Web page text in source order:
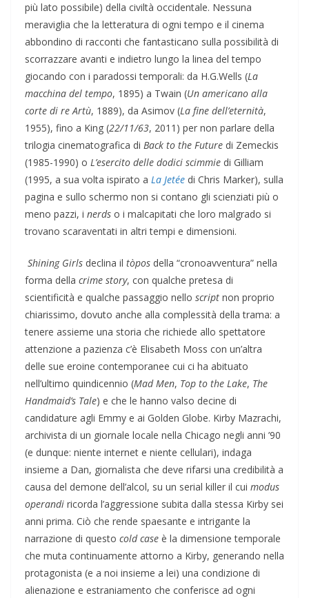
più lato possibile) della civiltà occidentale. Nessuna
meraviglia che la letteratura di ogni tempo e il cinema
abbondino di racconti che fantasticano sulla possibilità di
scorrazzare avanti e indietro lungo la linea del tempo
giocando con i paradossi temporali: da H.G.Wells (La
macchina del tempo, 1895) a Twain (Un americano alla
corte di re Artù, 1889), da Asimov (La fine dell’eternità,
1955), fino a King (22/11/63, 2011) per non parlare della
trilogia cinematografica di Back to the Future di Zemeckis
(1985-1990) o L’esercito delle dodici scimmie di Gilliam
(1995, a sua volta ispirato a La Jetée di Chris Marker), sulla
pagina e sullo schermo non si contano gli scienziati più o
meno pazzi, i nerds o i malcapitati che loro malgrado si
trovano scaraventati in altri tempi e dimensioni.
Shining Girls declina il tòpos della “cronoavventura” nella
forma della crime story, con qualche pretesa di
scientificità e qualche passaggio nello script non proprio
chiarissimo, dovuto anche alla complessità della trama: a
tenere assieme una storia che richiede allo spettatore
attenzione a pazienza c’è Elisabeth Moss con un’altra
delle sue eroine contemporanee cui ci ha abituato
nell’ultimo quindicennio (Mad Men, Top to the Lake, The
Handmaid’s Tale) e che le hanno valso decine di
candidature agli Emmy e ai Golden Globe. Kirby Mazrachi,
archivista di un giornale locale nella Chicago negli anni ’90
(e dunque: niente internet e niente cellulari), indaga
insieme a Dan, giornalista che deve rifarsi una credibilità a
causa del demone dell’alcol, su un serial killer il cui modus
operandi ricorda l’aggressione subita dalla stessa Kirby sei
anni prima. Ciò che rende spaesante e intrigante la
narrazione di questo cold case è la dimensione temporale
che muta continuamente attorno a Kirby, generando nella
protagonista (e a noi insieme a lei) una condizione di
alienazione e estraniamento che conferisce ad ogni